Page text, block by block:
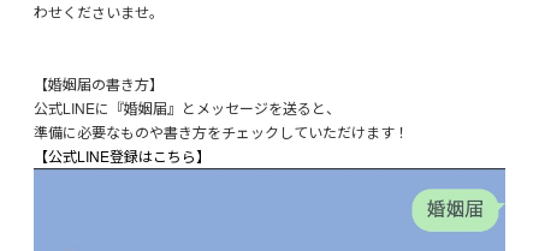
わせくださいませ。
【婚姻届の書き方】
公式LINEに『婚姻届』とメッセージを送ると、
準備に必要なものや書き方をチェックしていただけます！
【公式LINE登録はこちら】